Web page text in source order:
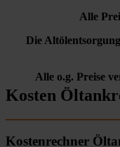
Alle
Die
Alle o.g. Preise
Kosten
Kostenrechner